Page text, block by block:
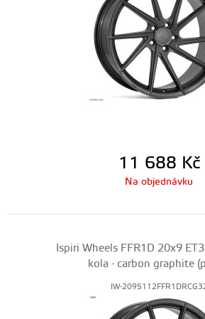
11 688 Kč
Na objednávku
Ispiri Wheels FFR1D 20x9
kola - carbon graphite
IW-